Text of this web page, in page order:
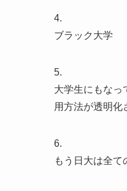
4.
ブラック大学
5.
大学生にもなっ
用方法が透明化
6.
もう日大は全て